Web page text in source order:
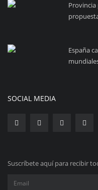
Provincia
España
SOCIAL MEDIA
Suscríbete aquí para recibir